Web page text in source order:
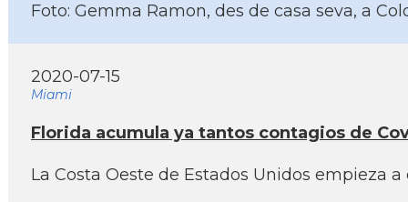
Foto: Gemma Ramon, des de casa seva, a
2020-07-15
Miami
Florida acumula ya tantos contagios de
La Costa Oeste de Estados Unidos empieza